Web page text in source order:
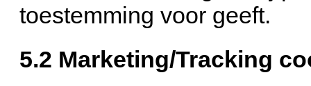
toestemming voor geeft.
5.2 Marketing/Tracking